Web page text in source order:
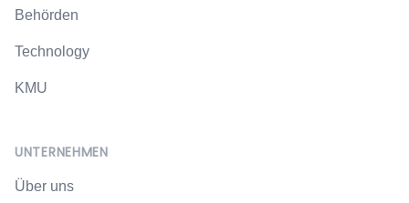
Behörden
Technology
KMU
UNTERNEHMEN
Über uns